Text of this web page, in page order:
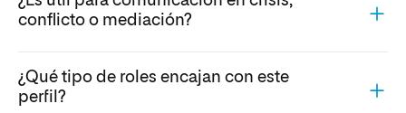
conflicto o mediación?
¿Qué tipo de roles encajan con este
perfil?